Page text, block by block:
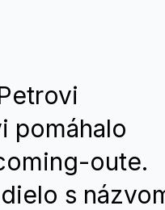
pomáhalo
oute.
s